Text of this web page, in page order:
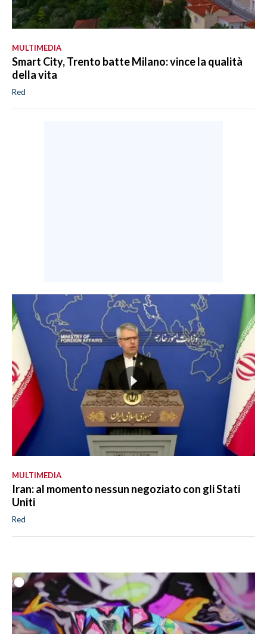
MULTIMEDIA
Smart City, Trento batte Milano: vince la qualità
della vita
Red
MULTIMEDIA
Iran: al momento nessun negoziato con gli Stati
Uniti
Red